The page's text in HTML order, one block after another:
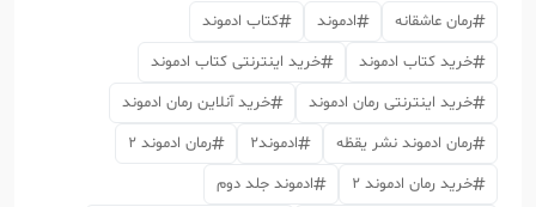
رمان عاشقانه ادموند
کتاب ادموند
خرید کتاب ادموند
خرید اینترنتی کتاب ادموند
خرید اینترنتی رمان ادموند
خرید آنلاین رمان ادموند
رمان ادموند نشر یقظه
ادموند2
رمان ادموند 2
خرید رمان ادموند 2
ادموند جلد دوم